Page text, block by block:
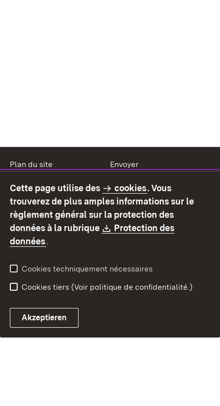
Plan du site
Envoyer
Mode d'emploi
Déclaration sur
l'accessibilité
Contact
Signaler un lien brisé
Cette page utilise des cookies. Vous
trouverez de plus amples informations sur le
règlement général sur la protection des
données à la rubrique
Download:
Protection des
données.
Cookies techniquement nécessaires
Cookies tiers (Voir politique de confidentialité.)
Akzeptieren